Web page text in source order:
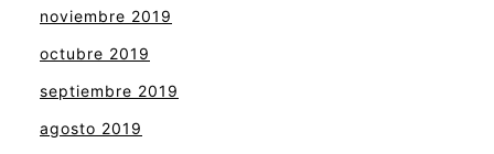
noviembre 2019
octubre 2019
septiembre 2019
agosto 2019